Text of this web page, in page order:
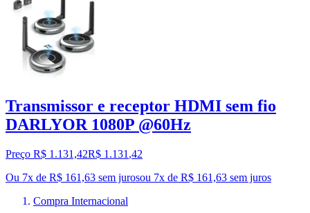
Transmissor e receptor HDMI sem fio
DARLYOR 1080P @60Hz
Preço R$ 1.131,42R$ 1.131 ,42
Ou 7x de R$ 161,63 sem jurosou 7x de R$ 161,63 sem juros
Compra Internacional